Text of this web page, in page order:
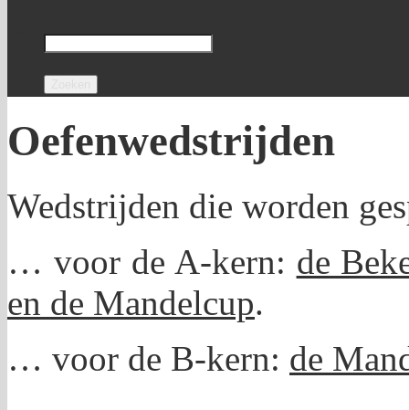
Oefenwedstrijden
Wedstrijden die worden
… voor de A-kern: de
en de Mandelcup.
… voor de B-kern: de